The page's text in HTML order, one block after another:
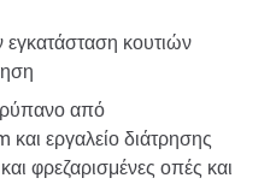
εγκατάσταση κουτιών
από
εργαλείο διάτρησης
φρεζαρισμένες οπές και